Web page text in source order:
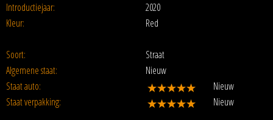
Introductiejaar:
2020
Kleur:
Red
Soort:
Straat
Algemene staat:
Nieuw
Staat auto:
Nieuw
Staat verpakking:
Nieuw